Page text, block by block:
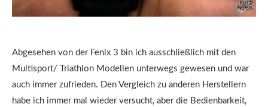
Abgesehen von der Fenix 3 bin ich ausschließlich mit den
Multisport/ Triathlon Modellen unterwegs gewesen und war
auch immer zufrieden. Den Vergleich zu anderen Herstellern
habe ich immer mal wieder versucht, aber die Bedienbarkeit,